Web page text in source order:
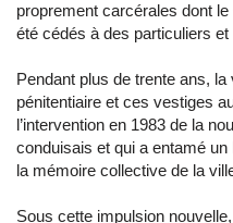
proprement carcérales dont
été cédés à des particuliers et
Pendant plus de trente ans, la
pénitentiaire et ces vestiges
l’intervention en 1983 de la
conduisais et qui a entamé un
la mémoire collective de la
Sous cette impulsion